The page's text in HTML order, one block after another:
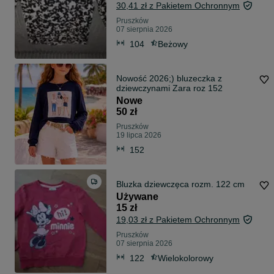
30,41 zł z Pakietem Ochronnym
Pruszków
07 sierpnia 2026
104 Beżowy
Nowość 2026;) bluzeczka z
dziewczynami Zara roz 152
Nowe
50 zł
Pruszków
19 lipca 2026
152
Bluzka dziewczęca rozm. 122 cm
Używane
15 zł
19,03 zł z Pakietem Ochronnym
Pruszków
07 sierpnia 2026
122 Wielokolorowy